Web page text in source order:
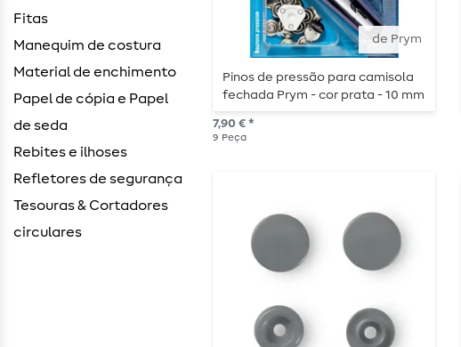
Fitas
Manequim de costura
Material de enchimento
Papel de cópia e Papel
de seda
Rebites e ilhoses
Refletores de segurança
Tesouras & Cortadores
circulares
de Prym
Pinos de pressão para camisola
fechada Prym - cor prata - 10 mm
- com ferramenta e acessórios -
9 peças
7,90 € *
9 Peça